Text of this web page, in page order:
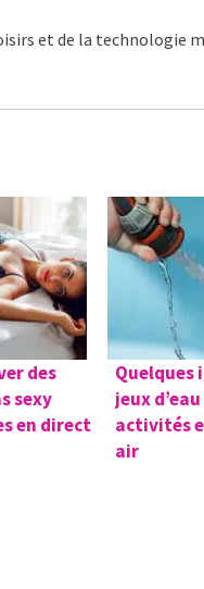
et de la technologie
des
sexy
en direct
Quelques
jeux
activités
air